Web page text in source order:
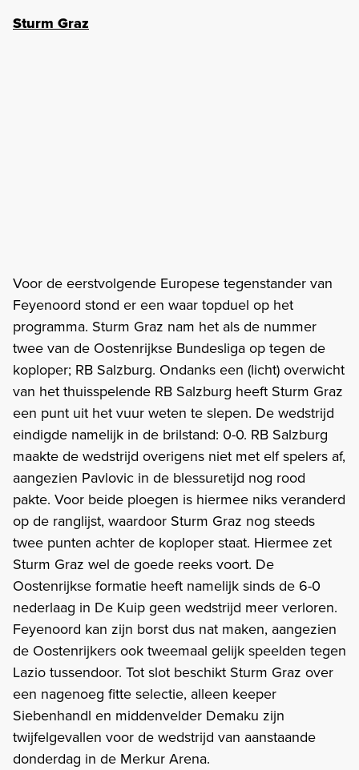
Sturm Graz
Voor de eerstvolgende Europese tegenstander van
Feyenoord stond er een waar topduel op het
programma. Sturm Graz nam het als de nummer
twee van de Oostenrijkse Bundesliga op tegen de
koploper; RB Salzburg. Ondanks een (licht) overwicht
van het thuisspelende RB Salzburg heeft Sturm Graz
een punt uit het vuur weten te slepen. De wedstrijd
eindigde namelijk in de brilstand: 0-0. RB Salzburg
maakte de wedstrijd overigens niet met elf spelers af,
aangezien Pavlovic in de blessuretijd nog rood
pakte. Voor beide ploegen is hiermee niks veranderd
op de ranglijst, waardoor Sturm Graz nog steeds
twee punten achter de koploper staat. Hiermee zet
Sturm Graz wel de goede reeks voort. De
Oostenrijkse formatie heeft namelijk sinds de 6-0
nederlaag in De Kuip geen wedstrijd meer verloren.
Feyenoord kan zijn borst dus nat maken, aangezien
de Oostenrijkers ook tweemaal gelijk speelden tegen
Lazio tussendoor. Tot slot beschikt Sturm Graz over
een nagenoeg fitte selectie, alleen keeper
Siebenhandl en middenvelder Demaku zijn
twijfelgevallen voor de wedstrijd van aanstaande
donderdag in de Merkur Arena.